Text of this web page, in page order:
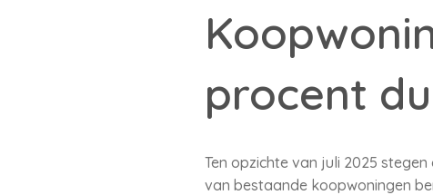
procent
Ten opzichte van juli 2025
van bestaande koopwoningen